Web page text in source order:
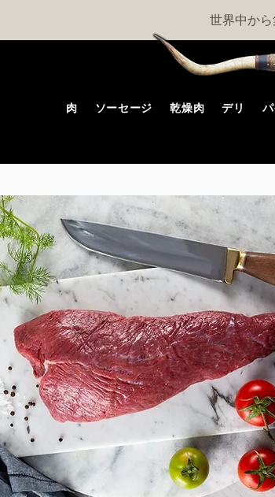
世界中か
肉 ソーセージ 乾燥肉 デリ パ